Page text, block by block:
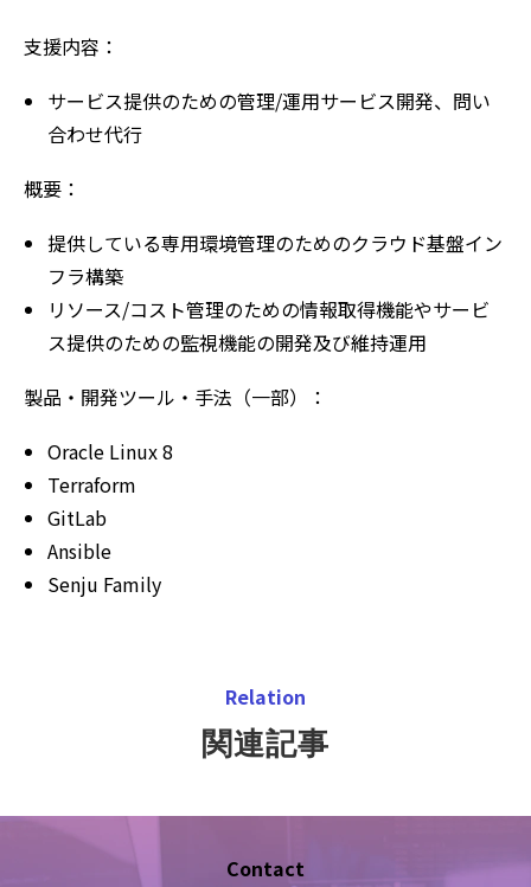
支援内容：
サービス提供のための管理/運用サービス開発、問い
合わせ代行
概要：
提供している専用環境管理のためのクラウド基盤イン
フラ構築
リソース/コスト管理のための情報取得機能やサービ
ス提供のための監視機能の開発及び維持運用
製品・開発ツール・手法（一部）：
Oracle Linux 8
Terraform
GitLab
Ansible
Senju Family
Relation
関連記事
Contact